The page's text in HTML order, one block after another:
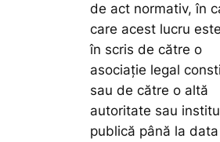
de act normativ, în
care acest lucru
în scris de către o
asociaţie legal
sau de către o altă
autoritate sau
publică până la